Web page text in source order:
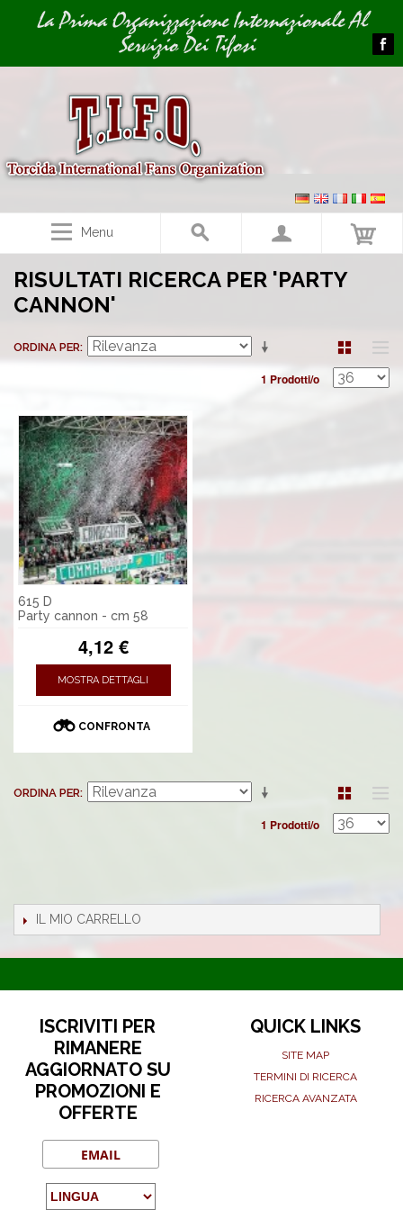
Image 01La Prima Organizzazione Internazionale Al
Servizio Dei Tifosi
Menu
RISULTATI RICERCA PER 'PARTY
CANNON'
ORDINA PER
1 Prodotti/o
615 D
Party cannon - cm 58
4,12 €
MOSTRA DETTAGLI
CONFRONTA
ORDINA PER
1 Prodotti/o
IL MIO CARRELLO
ISCRIVITI PER
RIMANERE
AGGIORNATO SU
PROMOZIONI E
OFFERTE
QUICK LINKS
SITE MAP
TERMINI DI RICERCA
RICERCA AVANZATA